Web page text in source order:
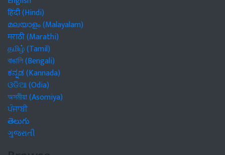
हिंदी (Hindi)
മലയാളം (Malayalam)
मराठी (Marathi)
தமிழ் (Tamil)
বাঙালি (Bengali)
ಕನ್ನಡ (Kannada)
ଓଡିଆ (Odia)
অসমীয়া (Asomiya)
ਪੰਜਾਬੀ
తెలుగు
ગુજરાતી